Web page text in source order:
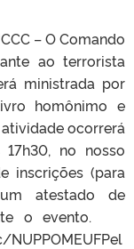
– O Comando
ao terrorista
ministrada por
homônimo e
ocorrerá
no nosso
inscrições (para
atestado de
o evento.